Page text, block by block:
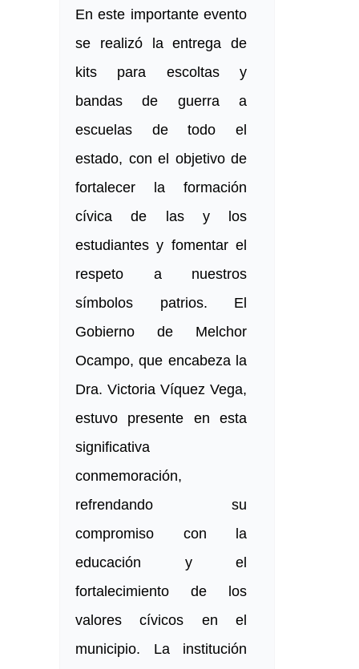
En este importante evento
se realizó la entrega de
kits para escoltas y
bandas de guerra a
escuelas de todo el
estado, con el objetivo de
fortalecer la formación
cívica de las y los
estudiantes y fomentar el
respeto a nuestros
símbolos patrios. El
Gobierno de Melchor
Ocampo, que encabeza la
Dra. Victoria Víquez Vega,
estuvo presente en esta
significativa
conmemoración,
refrendando su
compromiso con la
educación y el
fortalecimiento de los
valores cívicos en el
municipio. La institución